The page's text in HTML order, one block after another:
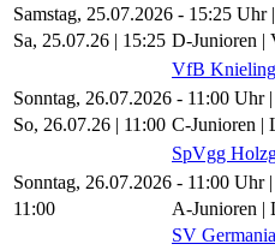
Samstag, 25.07.2026 - 15:25 Uhr
Sa, 25.07.26 | 15:25 D-Junioren |
VfB
Sonntag, 26.07.2026 - 11:00 Uhr
So, 26.07.26 | 11:00 C-Junioren |
SpVgg
Sonntag, 26.07.2026 - 11:00 Uhr
11:00
A-Junioren |
SV